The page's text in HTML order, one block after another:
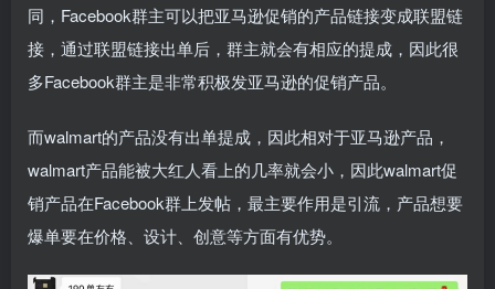
同，Facebook群主可以把亚马逊促销的产品链接变成联盟链
接，通过联盟链接出单后，群主就会有相应的提成，因此很
多Facebook群主是非常积极发亚马逊的促销产品。
而walmart的产品没有出单提成，因此相对于亚马逊产品，
walmart产品能被大红人看上的几率就会小，因此walmart促
销产品在Facebook群上发帖，最主要作用是引流，产品想要
爆单要在价格、设计、创意等方面有优势。